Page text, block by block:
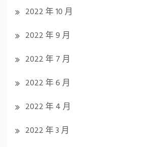
2022 年 10 月
2022 年 9 月
2022 年 7 月
2022 年 6 月
2022 年 4 月
2022 年 3 月